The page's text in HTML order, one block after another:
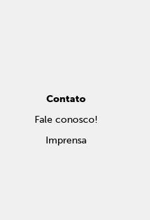
Contato
Fale conosco!
Imprensa